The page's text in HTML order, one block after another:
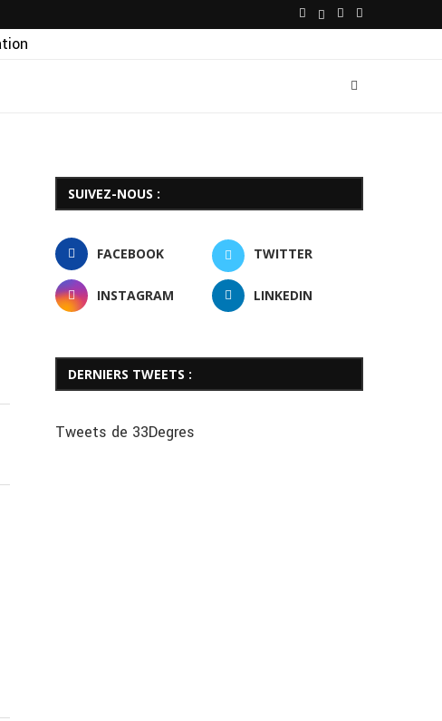
SUIVEZ-NOUS :
FACEBOOK TWITTER
INSTAGRAM LINKEDIN
DERNIERS TWEETS :
Tweets de 33Degres